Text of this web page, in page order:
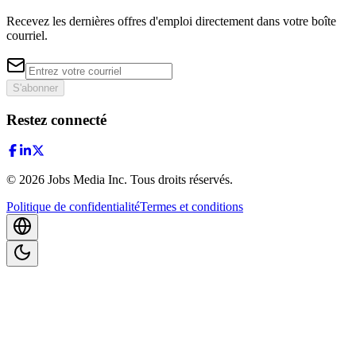
Recevez les dernières offres d'emploi directement dans votre boîte
courriel.
S'abonner
Restez connecté
© 2026 Jobs Media Inc. Tous droits réservés.
Politique de confidentialitéTermes et conditions